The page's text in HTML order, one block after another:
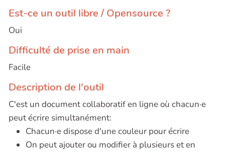
Est-ce un outil libre / Opensource ?
Oui
Difficulté de prise en main
Facile
Description de l'outil
C'est un document collaboratif en ligne où chacun·e
peut écrire simultanément:
Chacun·e dispose d'une couleur pour écrire
On peut ajouter ou modifier à plusieurs et en